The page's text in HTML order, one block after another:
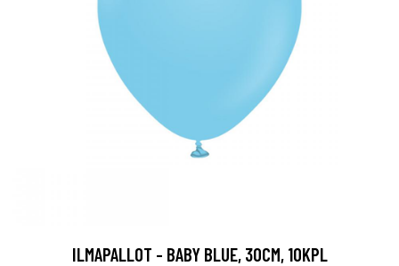
ILMAPALLOT - BABY BLUE, 30CM, 10KPL